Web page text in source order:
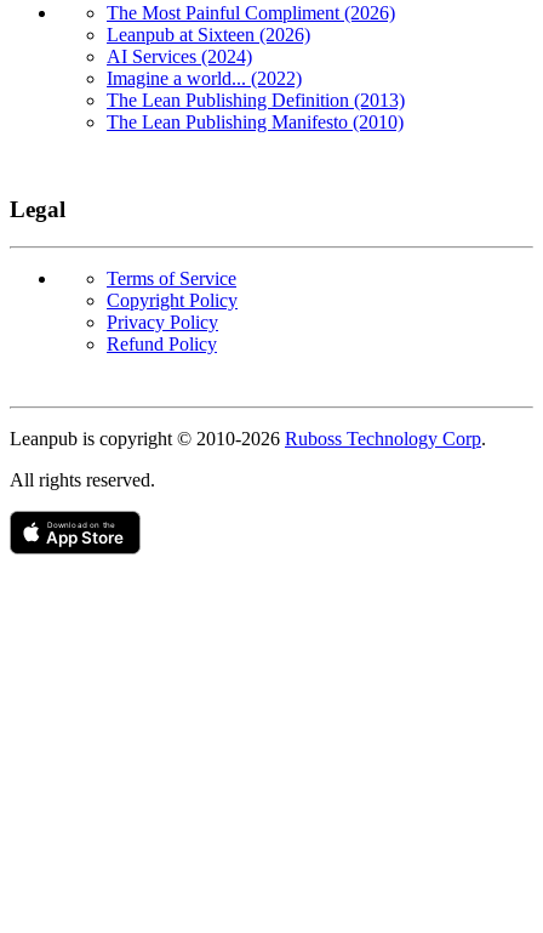
The Most Painful Compliment (2026)
Leanpub at Sixteen (2026)
AI Services (2024)
Imagine a world... (2022)
The Lean Publishing Definition (2013)
The Lean Publishing Manifesto (2010)
Legal
Terms of Service
Copyright Policy
Privacy Policy
Refund Policy
Leanpub is copyright © 2010-2026 Ruboss Technology Corp.
All rights reserved.